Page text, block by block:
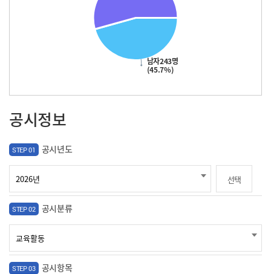
남자243명
(45.7%)
공시정보
STEP 01 공시년도
선택
STEP 02 공시분류
STEP 03 공시항목